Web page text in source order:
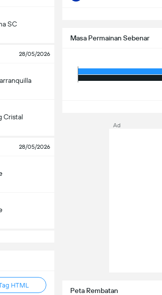
SC
28/05/2026
Cristal
28/05/2026
HTML
Masa Permainan Sebenar
Peta Rembatan
Ad